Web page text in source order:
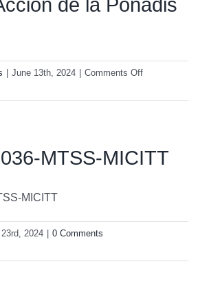
de la Ponadis
June 13th, 2024 Comments Offon
de
la
Ponadis
MTSS-MICITT
MICITT
2024
0 Comments